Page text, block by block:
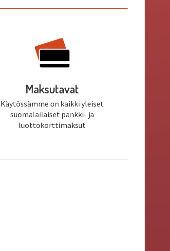
Maksutavat
Käytössämme on kaikki yleiset
suomalailaiset pankki- ja
luottokorttimaksut